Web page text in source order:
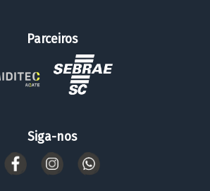
Parceiros
Siga-nos